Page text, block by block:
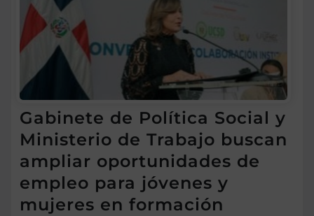
Gabinete de Política Social y
Ministerio de Trabajo buscan
ampliar oportunidades de
empleo para jóvenes y
mujeres en formación